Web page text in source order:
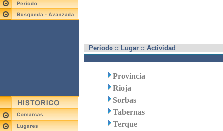
Periodo :: Lugar :: Actividad
Provincia
Rioja
Sorbas
Tabernas
Terque